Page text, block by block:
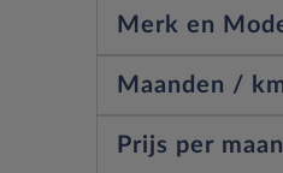
Merk en
Merk
Maanden /
Leasetermijn
Prijs per